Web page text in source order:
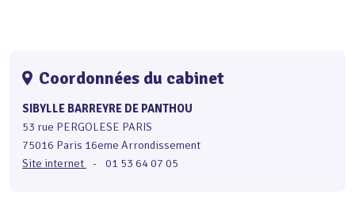
Coordonnées du cabinet
SIBYLLE BARREYRE DE PANTHOU
53 rue PERGOLESE PARIS
75016 Paris 16eme Arrondissement
Site internet
- 01 53 64 07 05